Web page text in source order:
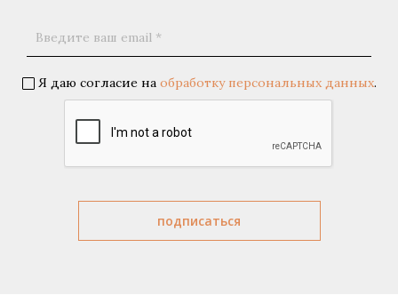
Я даю согласие на обработку персональных данных.